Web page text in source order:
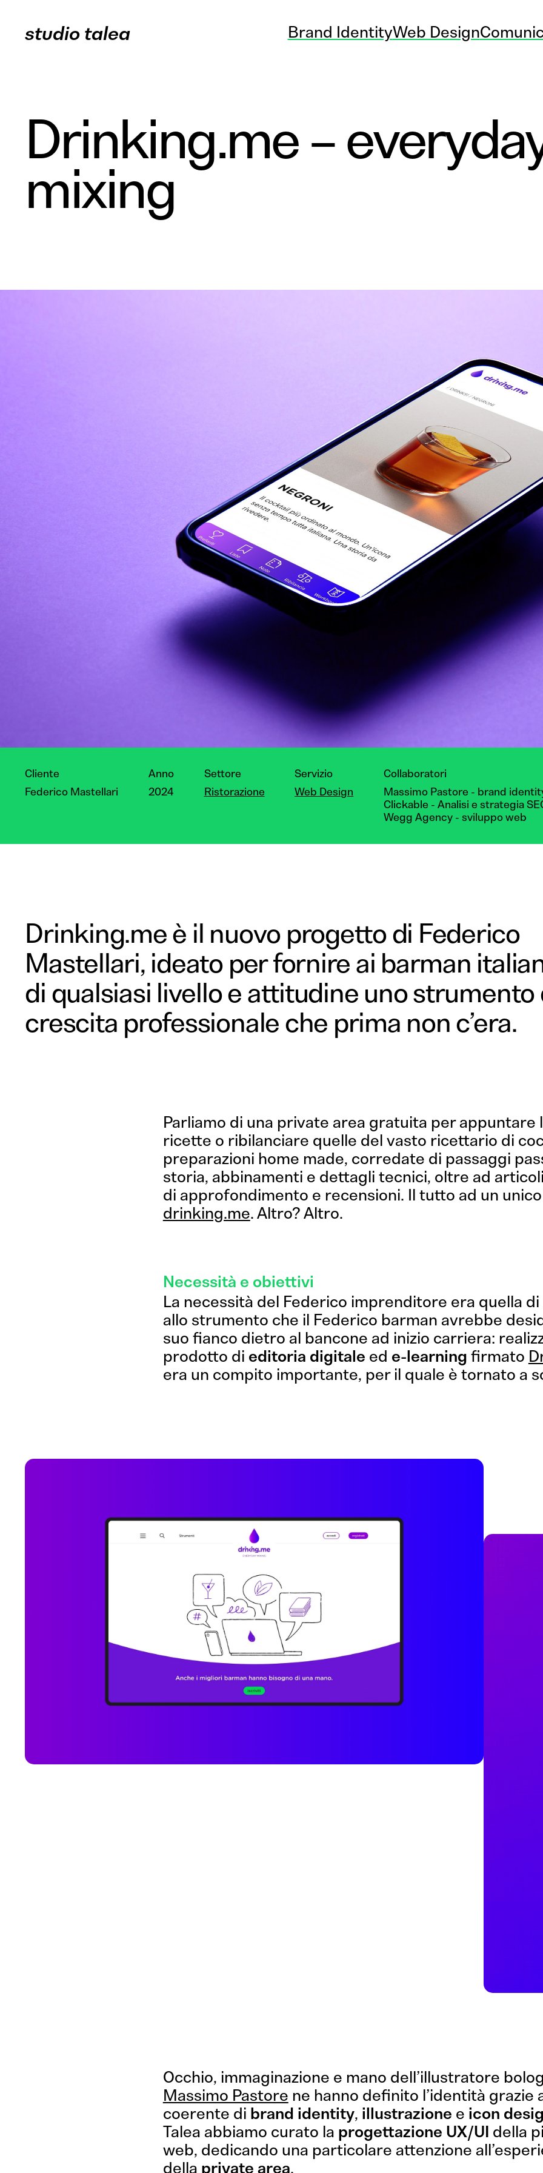
studio talea Brand IdentityWeb Design
About
Progetti
Comunicazione Web Design Editoria
Clienti
Contatti
Drinking.me –
mixing
Cliente
Federico Mastellari
Anno
2024
Settore
Ristorazione
Servizio
Web Design
Collaboratori
Massimo Pastore - brand
Clickable - Analisi e strategia
Wegg Agency - sviluppo web
Drinking.me è il nuovo progetto di Federico
Mastellari, ideato per fornire ai barman
di qualsiasi livello e attitudine uno strumento
crescita professionale che prima non c’era.
Parliamo di una private area gratuita per appuntare
ricette o ribilanciare quelle del vasto ricettario di
preparazioni home made, corredate di passaggi
storia, abbinamenti e dettagli tecnici, oltre ad
di approfondimento e recensioni. Il tutto ad un
drinking.me. Altro? Altro.
Necessità e obiettivi
La necessità del Federico imprenditore era quella
allo strumento che il Federico barman avrebbe
suo fianco dietro al bancone ad inizio carriera:
prodotto di editoria digitale ed e-learning firmato
era un compito importante, per il quale è tornato a
Occhio, immaginazione e mano dell’illustratore
Massimo Pastore ne hanno definito l’identità grazie
coerente di brand identity, illustrazione e icon
Talea abbiamo curato la progettazione UX/UI della
web, dedicando una particolare attenzione
della private area.
Che dici,
Sì, vi scrivo!